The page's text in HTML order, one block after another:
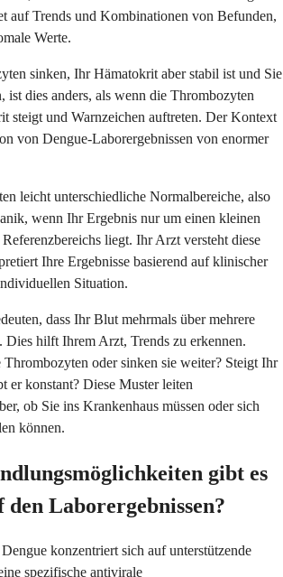
auf Trends und Kombinationen von Befunden,
Werte.
sinken, Ihr Hämatokrit aber stabil ist und Sie
ist dies anders, als wenn die Thrombozyten
steigt und Warnzeichen auftreten. Der Kontext
von Dengue-Laborergebnissen von enormer
leicht unterschiedliche Normalbereiche, also
wenn Ihr Ergebnis nur um einen kleinen
liegt. Ihr Arzt versteht diese
Ihre Ergebnisse basierend auf klinischer
Situation.
dass Ihr Blut mehrmals über mehrere
Dies hilft Ihrem Arzt, Trends zu erkennen.
Thrombozyten oder sinken sie weiter? Steigt Ihr
er konstant? Diese Muster leiten
ob Sie ins Krankenhaus müssen oder sich
können.
gibt es
den Laborergebnissen?
konzentriert sich auf unterstützende
spezifische antivirale